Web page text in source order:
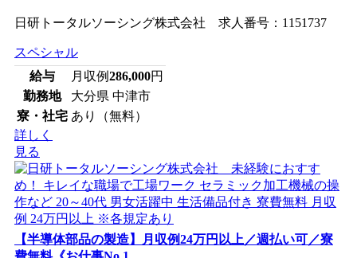
日研トータルソーシング株式会社 求人番号：1151737
スペシャル
給与
月収例286,000円
勤務地
大分県 中津市
寮・社宅 あり（無料）
詳しく
見る
【半導体部品の製造】月収例24万円以上／週払い可／寮